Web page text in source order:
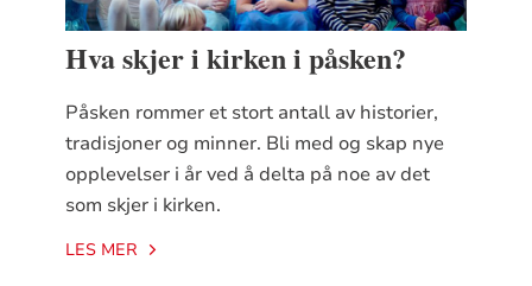
Hva skjer i kirken i påsken?
Påsken rommer et stort antall av historier,
tradisjoner og minner. Bli med og skap nye
opplevelser i år ved å delta på noe av det
som skjer i kirken.
LES MER